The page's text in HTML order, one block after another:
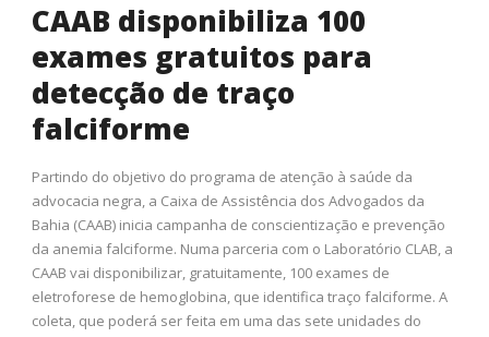
CAAB disponibiliza 100
exames gratuitos para
detecção de traço
falciforme
Partindo do objetivo do programa de atenção à saúde da
advocacia negra, a Caixa de Assistência dos Advogados da
Bahia (CAAB) inicia campanha de conscientização e prevenção
da anemia falciforme. Numa parceria com o Laboratório CLAB, a
CAAB vai disponibilizar, gratuitamente, 100 exames de
eletroforese de hemoglobina, que identifica traço falciforme. A
coleta, que poderá ser feita em uma das sete unidades do